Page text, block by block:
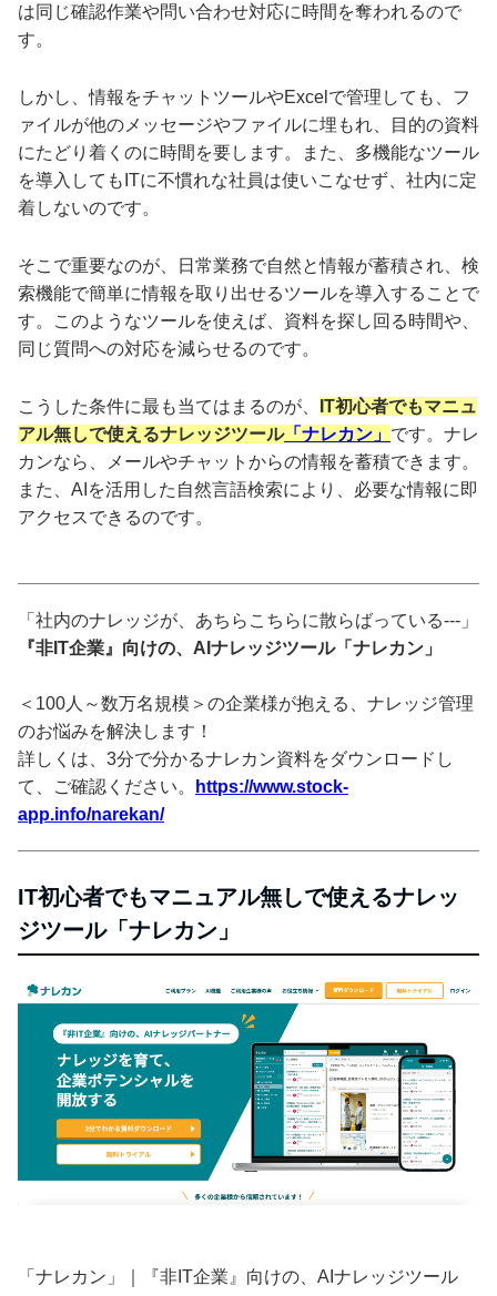
は同じ確認作業や問い合わせ対応に時間を奪われるので
す。
しかし、情報をチャットツールやExcelで管理しても、フ
ァイルが他のメッセージやファイルに埋もれ、目的の資料
にたどり着くのに時間を要します。また、多機能なツール
を導入してもITに不慣れな社員は使いこなせず、社内に定
着しないのです。
そこで重要なのが、日常業務で自然と情報が蓄積され、検
索機能で簡単に情報を取り出せるツールを導入することで
す。このようなツールを使えば、資料を探し回る時間や、
同じ質問への対応を減らせるのです。
こうした条件に最も当てはまるのが、
IT初心者でもマニュ
アル無しで使えるナレッジツール「ナレカン」 です。ナレ
カンなら、メールやチャットからの情報を蓄積できます。
また、AIを活用した自然言語検索により、必要な情報に即
アクセスできるのです。
「社内のナレッジが、あちらこちらに散らばっている---」
『非IT企業』向けの、AIナレッジツール「ナレカン」
＜100人～数万名規模＞の企業様が抱える、ナレッジ管理
のお悩みを解決します！
詳しくは、3分で分かるナレカン資料をダウンロードし
て、ご確認ください。
https://www.stock-
app.info/narekan/
IT初心者でもマニュアル無しで使えるナレッ
ジツール「ナレカン」
「ナレカン」｜『非IT企業』向けの、AIナレッジツール